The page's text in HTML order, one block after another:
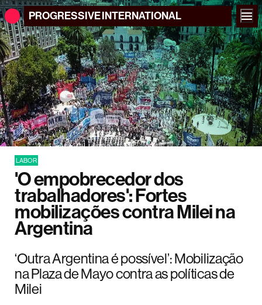
PROGRESSIVEINTERNATIONAL
LABOR
'O empobrecedor dos
trabalhadores': Fortes
mobilizações contra Milei na
Argentina
‘Outra Argentina é possível’: Mobilização
na Plaza de Mayo contra as políticas de
Milei